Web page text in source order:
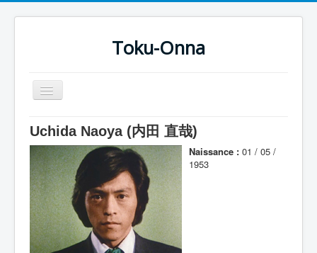
Toku-Onna
Basculer
la
Accueil
Toku-Actrices
Toku-Critiques
Séries
Films
COSAA
Uchida Naoya (内田 直哉)
Naissance : 01 / 05 /
1953